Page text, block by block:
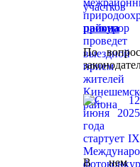
района
По
В нем